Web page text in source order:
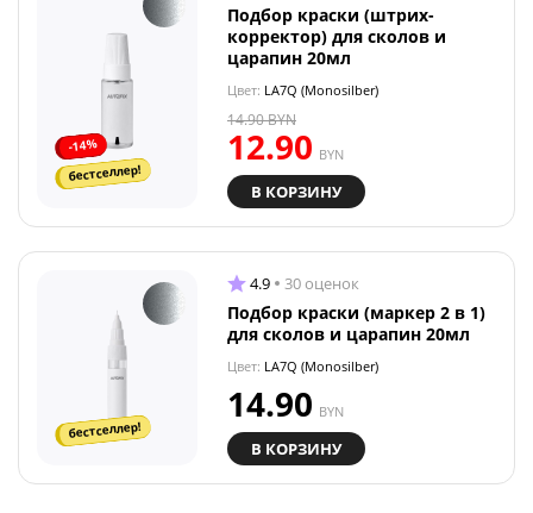
-14%
бестселлер!
Подбор краски (штрих-
корректор) для сколов и
царапин 20мл
Цвет: LA7Q (Monosilber)
12.90 BYN
14.90BYN
В КОРЗИНУ
бестселлер!
4.9 30 оценок
Подбор краски (маркер 2 в 1)
для сколов и царапин 20мл
Цвет: LA7Q (Monosilber)
14.90 BYN
В КОРЗИНУ